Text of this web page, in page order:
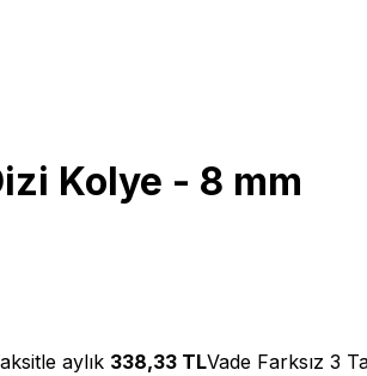
Kolye - 8 mm
aylık 338,33 TLVade Farksız 3